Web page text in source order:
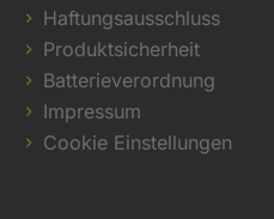
Haftungsausschluss
Produktsicherheit
Batterieverordnung
Impressum
Cookie Einstellungen